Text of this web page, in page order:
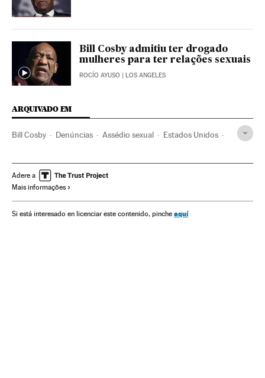
Bill Cosby admitiu ter drogado
mulheres para ter relações sexuais
ROCÍO AYUSO | LOS ANGELES
ARQUIVADO EM
Bill Cosby Denúncias Assédio sexual Estados Unidos
Processo judicial América
Crimes sexuais
Adere a
Mais informações
Si está interesado en licenciar este contenido, pinche aquí